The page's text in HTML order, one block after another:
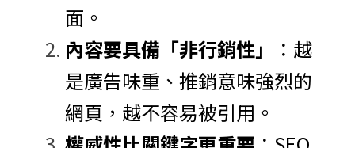
面。
內容要具備「非行銷性」
：越
是廣告味重、推銷意味強烈的
網頁，越不容易被引用。